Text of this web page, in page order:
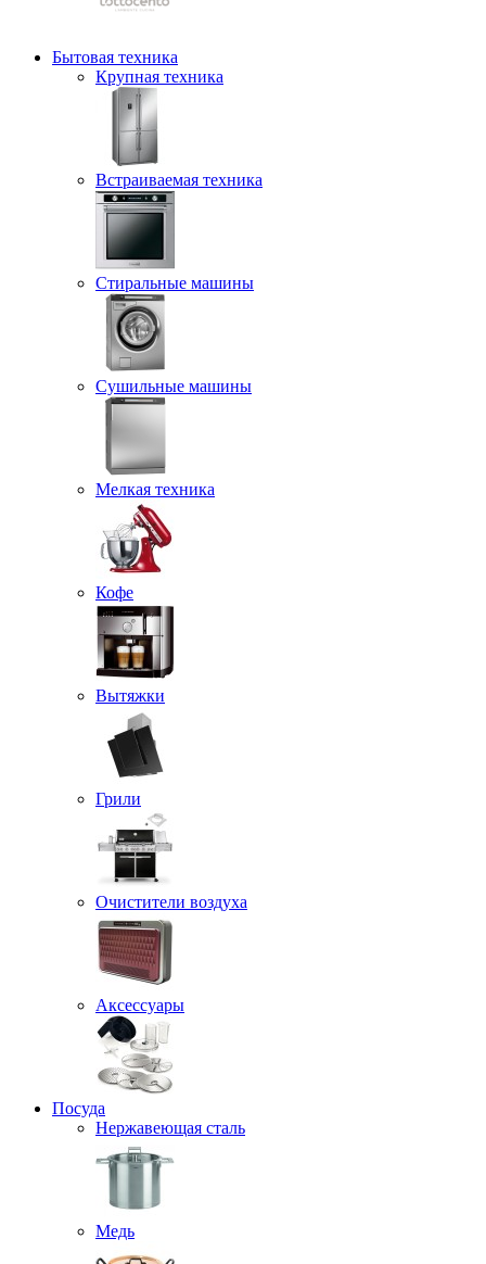
Бытовая техника
Крупная техника
Встраиваемая техника
Стиральные машины
Сушильные машины
Мелкая техника
Кофе
Вытяжки
Грили
Очистители воздуха
Аксессуары
Посуда
Нержавеющая сталь
Медь